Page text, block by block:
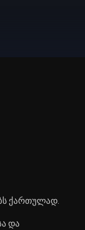
ქართულად.
და